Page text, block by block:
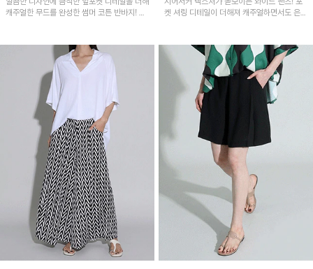
깔끔한 디자인에 큼직한 앞포켓 디테일을 더해
캐주얼한 무드를 완성한 썸머 코튼 반바지! 허
일리 하게 활용하기 좋아요~
시어서커 텍스처가 돋보이는 와이드 팬츠! 포
켓 셔링 디테일이 더해져 캐주얼하면서도 은은
다. 가볍고 쾌적한 착용감으로 여름철 데일리
아이템으로 활용하기 좋아요~